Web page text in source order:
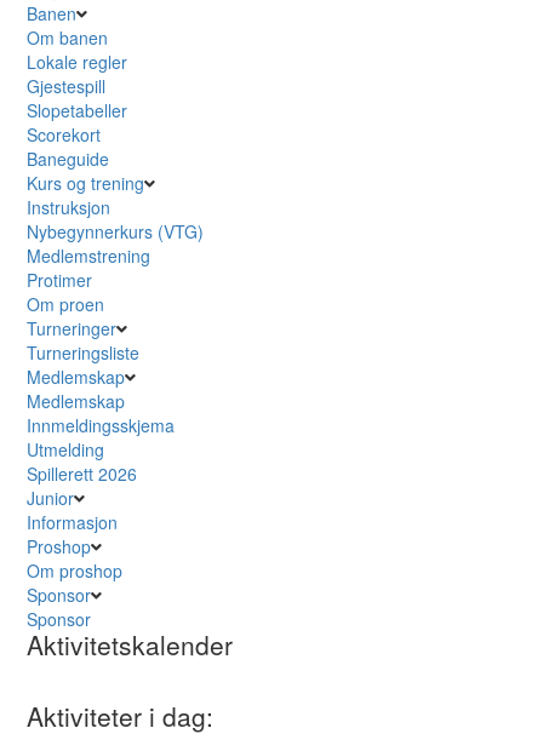
Banen
Om banen
Lokale regler
Gjestespill
Slopetabeller
Scorekort
Baneguide
Kurs og trening
Instruksjon
Nybegynnerkurs (VTG)
Medlemstrening
Protimer
Om proen
Turneringer
Turneringsliste
Medlemskap
Medlemskap
Innmeldingsskjema
Utmelding
Spillerett 2026
Junior
Informasjon
Proshop
Om proshop
Sponsor
Sponsor
Aktivitetskalender
Aktiviteter i dag: